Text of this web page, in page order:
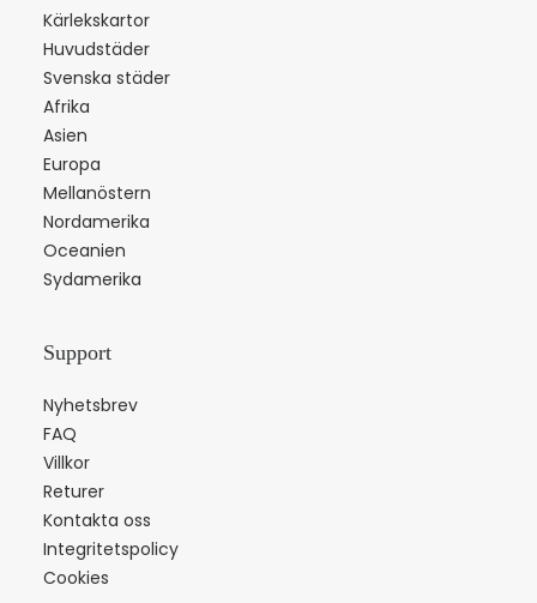
Kärlekskartor
Huvudstäder
Svenska städer
Afrika
Asien
Europa
Mellanöstern
Nordamerika
Oceanien
Sydamerika
Support
Nyhetsbrev
FAQ
Villkor
Returer
Kontakta oss
Integritetspolicy
Cookies